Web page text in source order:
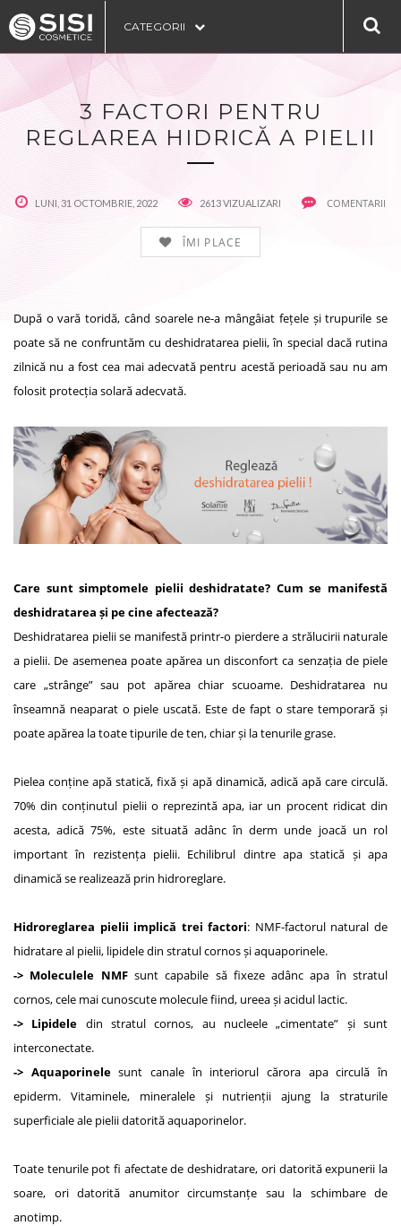
CATEGORII
3 FACTORI PENTRU
REGLAREA HIDRICĂ A PIELII
LUNI, 31 OCTOMBRIE, 2022 2613 VIZUALIZARI COMENTARII
ÎMI PLACE
După o vară toridă, când soarele ne-a mângâiat fețele și trupurile se
poate să ne confruntăm cu deshidratarea pielii, în special dacă rutina
zilnică nu a fost cea mai adecvată pentru acestă perioadă sau nu am
folosit protecția solară adecvată.
Care sunt simptomele pielii deshidratate? Cum se manifestă
deshidratarea și pe cine afectează?
Deshidratarea pielii se manifestă printr-o pierdere a strălucirii naturale
a pielii. De asemenea poate apărea un disconfort ca senzația de piele
care „strânge” sau pot apărea chiar scuoame. Deshidratarea nu
înseamnă neaparat o piele uscată. Este de fapt o stare temporară și
poate apărea la toate tipurile de ten, chiar și la tenurile grase.
Pielea conține apă statică, fixă și apă dinamică, adică apă care circulă.
70% din conținutul pielii o reprezintă apa, iar un procent ridicat din
acesta, adică 75%, este situată adânc în derm unde joacă un rol
important în rezistența pielii. Echilibrul dintre apa statică și apa
dinamică se realizează prin hidroreglare.
Hidroreglarea pielii implică trei factori: NMF-factorul natural de
hidratare al pielii, lipidele din stratul cornos și aquaporinele.
-> Moleculele NMFsunt capabile să fixeze adânc apa în stratul
cornos, cele mai cunoscute molecule fiind, ureea și acidul lactic.
-> Lipidele din stratul cornos, au nucleele „cimentate” și sunt
interconectate.
-> Aquaporinelesunt canale în interiorul cărora apa circulă în
epiderm. Vitaminele, mineralele și nutrienții ajung la straturile
superficiale ale pielii datorită aquaporinelor.
Toate tenurile pot fi afectate de deshidratare, ori datorită expunerii la
soare, ori datorită anumitor circumstanțe sau la schimbare de
anotimp.